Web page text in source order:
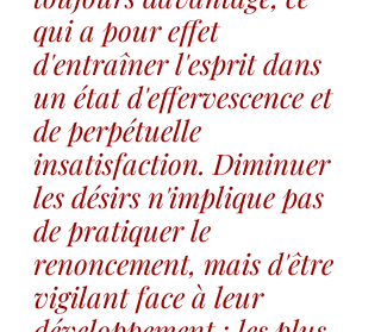
qui a pour effet
d'entraîner l'esprit dans
un état d'effervescence et
de perpétuelle
insatisfaction. Diminuer
les désirs n'implique pas
de pratiquer le
renoncement, mais d'être
vigilant face à leur